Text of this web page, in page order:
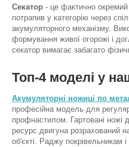
Секатор - це фактично
потрапив у категорію через
акумуляторного механізму.
формування живої огорожі і
секатор вимагає забагато
Топ-4 моделі у
Акумуляторні ножиці по
професійна модель для
профнастилом. Гартовані ножі
ресурс двигуна розрахований
об'єкті. Раджу покрівельникам